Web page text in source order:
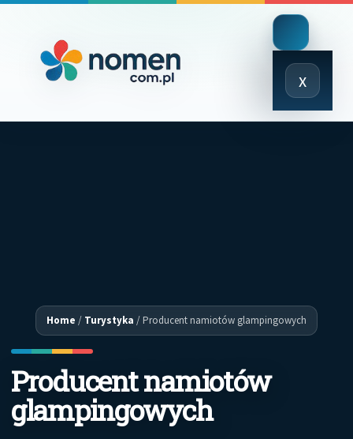
x
Close
Menu
Home / Turystyka /Producent namiotów glampingowych
Producent namiotów
glampingowych